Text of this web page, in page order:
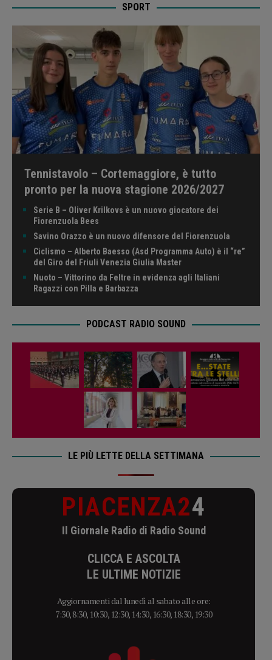
SPORT
Tennistavolo – Cortemaggiore, è tutto
pronto per la nuova stagione 2026/2027
Serie B – Oliver Krilkovs è un nuovo giocatore dei
Fiorenzuola Bees
Savino Orazzo è un nuovo difensore del Fiorenzuola
Ciclismo – Alberto Baesso (Asd Programma Auto) è il “re”
del Giro del Friuli Venezia Giulia Master
Nuoto – Vittorino da Feltre in evidenza agli Italiani
Ragazzi con Pilla e Barbazza
PODCAST RADIO SOUND
LE PIÙ LETTE DELLA SETTIMANA
PIACENZA24
Il Giornale Radio di Radio Sound
CLICCA E ASCOLTA
LE ULTIME NOTIZIE
Aggiornamenti dal lunedì al sabato alle ore:
7:30, 8:30, 10:30, 12:30, 14:30, 16:30, 18:30, 19:30